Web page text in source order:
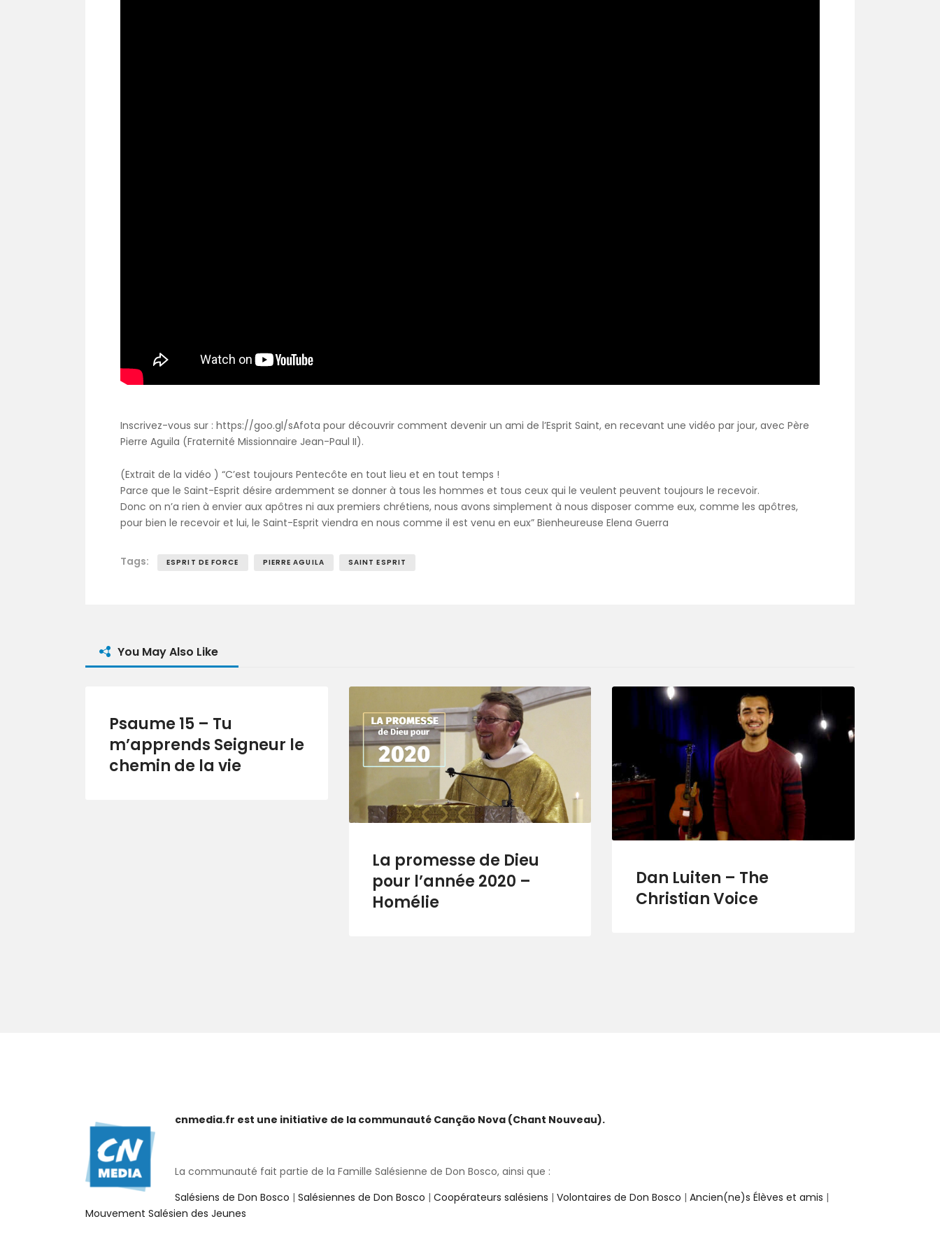
Inscrivez-vous sur : https://goo.gl/sAfota pour découvrir comment devenir un ami de l’Esprit Saint, en recevant une vidéo par jour, avec Père
Pierre Aguila (Fraternité Missionnaire Jean-Paul II).
(Extrait de la vidéo ) “C’est toujours Pentecôte en tout lieu et en tout temps !
Parce que le Saint-Esprit désire ardemment se donner à tous les hommes et tous ceux qui le veulent peuvent toujours le recevoir.
Donc on n’a rien à envier aux apôtres ni aux premiers chrétiens, nous avons simplement à nous disposer comme eux, comme les apôtres,
pour bien le recevoir et lui, le Saint-Esprit viendra en nous comme il est venu en eux” Bienheureuse Elena Guerra
Tags: ESPRIT DE FORCE PIERRE AGUILA SAINT ESPRIT
You May Also Like
Psaume 15 – Tu
m’apprends Seigneur le
chemin de la vie
La promesse de Dieu
pour l’année 2020 –
Homélie
Dan Luiten – The
Christian Voice
cnmedia.fr est une initiative de la communauté Canção Nova (Chant Nouveau).
La communauté fait partie de la Famille Salésienne de Don Bosco, ainsi que :
Salésiens de Don Bosco | Salésiennes de Don Bosco | Coopérateurs salésiens | Volontaires de Don Bosco | Ancien(ne)s Élèves et amis |
Mouvement Salésien des Jeunes